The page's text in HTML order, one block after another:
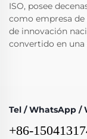
ISO, posee
como empresa
de innovación
convertido en una
Tel / WhatsApp /
+86-